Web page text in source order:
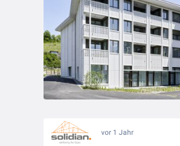
vor 1 Jahr